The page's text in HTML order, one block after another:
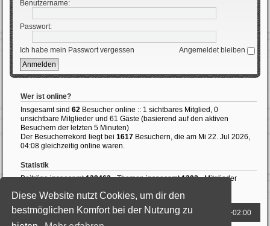
Diese Website nutzt Cookies, um dir den
bestmöglichen Komfort bei der Nutzung zu
Benutzername:
Passwort:
Ich habe mein Passwort vergessen Angemeldet bleiben
Wer ist online?
Insgesamt sind 62 Besucher online :: 1 sichtbares Mitglied, 0
unsichtbare Mitglieder und 61 Gäste (basierend auf den aktiven
Besuchern der letzten 5 Minuten)
Der Besucherrekord liegt bei 1617 Besuchern, die am Mi 22. Jul 2026,
04:08 gleichzeitig online waren.
Statistik
Beiträge insgesamt138463• Themen insgesamt1392• Mitglieder
Foren-Übersicht Alle Zeiten sind UTC+02:00